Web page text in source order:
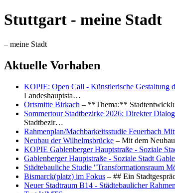
Stuttgart - meine Stadt
– meine Stadt
Aktuelle Vorhaben
KOPIE: Open Call - Künstlerische Gestaltung
Landeshauptsta…
Ortsmitte Birkach – **Thema:**
Sommertour Stadtbezirke 2026: Direkter
Stadtbezir…
Rahmenplan/Machbarkeitsstudie Feuerbach
Neubau der Wilhelmsbrücke – Mit dem
KOPIE Gablenberger Hauptstraße - Soziale
Gablenberger Hauptstraße - Soziale Stadt
Städtebauliche Studie "Transformationsraum
Bismarck(platz) im Fokus – ## Ein
Neuer Stadtraum B14 - Städtebaulicher